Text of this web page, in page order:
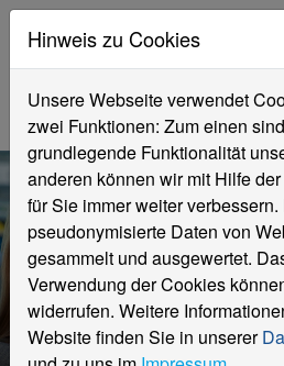
Fachbereich
Hinweis zu Cookies
Unsere Webseite verwendet
zwei Funktionen: Zum einen
grundlegende Funktionalität
anderen können wir mit Hilfe
für Sie immer weiter
pseudonymisierte Daten von
gesammelt und ausgewertet.
Verwendung der Cookies
widerrufen. Weitere
Website finden Sie in unserer